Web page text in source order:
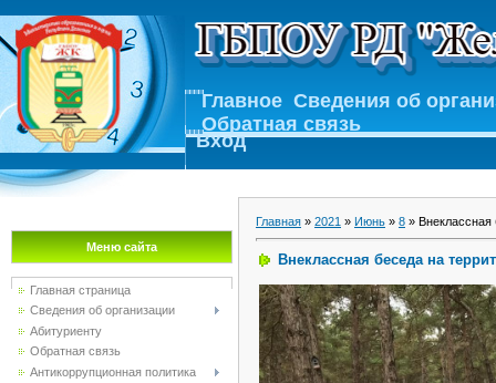
Главное Сведения об
Обратная связь
Вход
Меню сайта
Главная страница
Сведения об организации
Абитуриенту
Обратная связь
Антикоррупционная политика
Главная » 2021 » Июнь » 8 » Внеклассная
Внеклассная беседа на